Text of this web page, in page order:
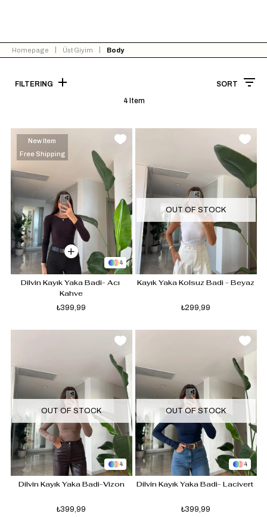
Homepage Üst Giyim Body
FILTERING
SORT
4 Item
4
Dilvin Kayık Yaka Badi- Acı
Kahve
₺399,99
New Item
Free Shipping
OUT OF STOCK
Kayık Yaka Kolsuz Badi - Beyaz
₺299,99
OUT OF STOCK
4
Dilvin Kayık Yaka Badi-Vizon
₺399,99
OUT OF STOCK
4
Dilvin Kayık Yaka Badi- Lacivert
₺399,99